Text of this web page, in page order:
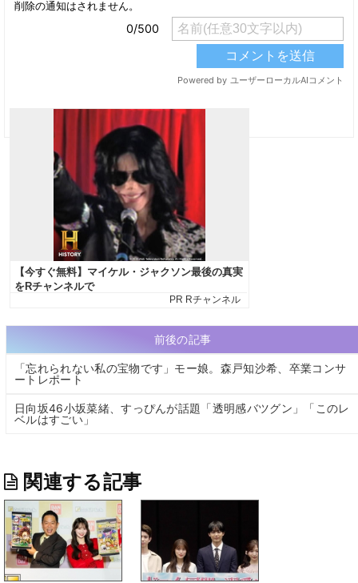
前後の記事
「忘れられない私の宝物です」モー娘。森戸知沙希、卒業コンサ
ートレポート
日向坂46小坂菜緒、すっぴんが話題「透明感バツグン」「このレ
ベルはすごい」
関連する記事